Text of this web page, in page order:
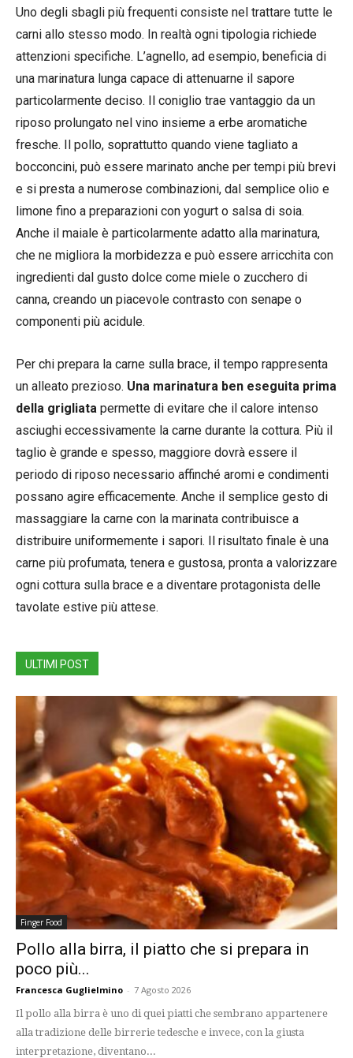
Uno degli sbagli più frequenti consiste nel trattare tutte le
carni allo stesso modo. In realtà ogni tipologia richiede
attenzioni specifiche. L’agnello, ad esempio, beneficia di
una marinatura lunga capace di attenuarne il sapore
particolarmente deciso. Il coniglio trae vantaggio da un
riposo prolungato nel vino insieme a erbe aromatiche
fresche. Il pollo, soprattutto quando viene tagliato a
bocconcini, può essere marinato anche per tempi più brevi
e si presta a numerose combinazioni, dal semplice olio e
limone fino a preparazioni con yogurt o salsa di soia.
Anche il maiale è particolarmente adatto alla marinatura,
che ne migliora la morbidezza e può essere arricchita con
ingredienti dal gusto dolce come miele o zucchero di
canna, creando un piacevole contrasto con senape o
componenti più acidule.
Per chi prepara la carne sulla brace, il tempo rappresenta
un alleato prezioso. Una marinatura ben eseguita prima
della grigliata permette di evitare che il calore intenso
asciughi eccessivamente la carne durante la cottura. Più il
taglio è grande e spesso, maggiore dovrà essere il
periodo di riposo necessario affinché aromi e condimenti
possano agire efficacemente. Anche il semplice gesto di
massaggiare la carne con la marinata contribuisce a
distribuire uniformemente i sapori. Il risultato finale è una
carne più profumata, tenera e gustosa, pronta a valorizzare
ogni cottura sulla brace e a diventare protagonista delle
tavolate estive più attese.
ULTIMI POST
Finger Food
Pollo alla birra, il piatto che si prepara in
poco più...
Francesca Guglielmino - 7 Agosto 2026
Il pollo alla birra è uno di quei piatti che sembrano appartenere
alla tradizione delle birrerie tedesche e invece, con la giusta
interpretazione, diventano...